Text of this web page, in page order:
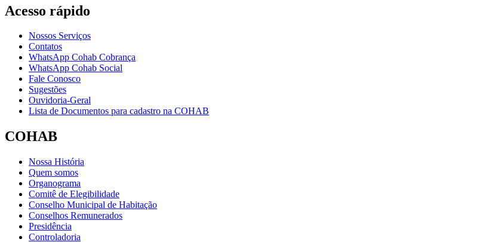
Acesso rápido
Nossos Serviços
Contatos
WhatsApp Cohab Cobrança
WhatsApp Cohab Social
Fale Conosco
Sugestões
Ouvidoria-Geral
Lista de Documentos para cadastro na COHAB
COHAB
Nossa História
Quem somos
Organograma
Comitê de Elegibilidade
Conselho Municipal de Habitação
Conselhos Remunerados
Presidência
Controladoria